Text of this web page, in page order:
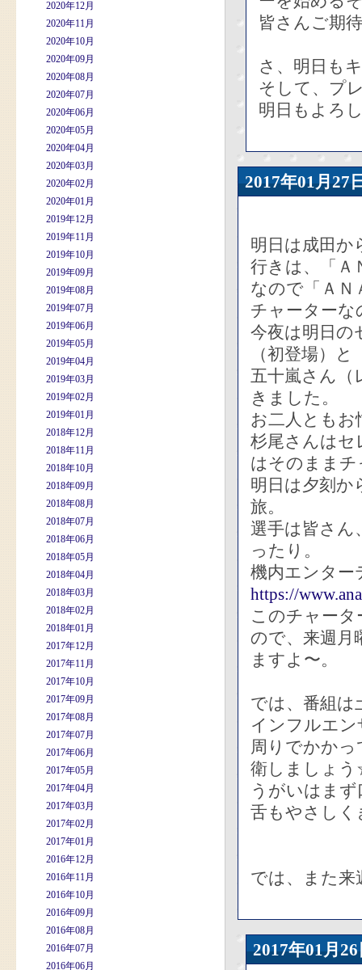
2020年12月
2020年11月
2020年10月
2020年09月
2020年08月
2020年07月
2020年06月
2020年05月
2020年04月
2020年03月
2020年02月
2020年01月
2019年12月
2019年11月
2019年10月
2019年09月
2019年08月
2019年07月
2019年06月
2019年05月
2019年04月
2019年03月
2019年02月
2019年01月
2018年12月
2018年11月
2018年10月
2018年09月
2018年08月
2018年07月
2018年06月
2018年05月
2018年04月
2018年03月
2018年02月
2018年01月
2017年12月
2017年11月
2017年10月
2017年09月
2017年08月
2017年07月
2017年06月
2017年05月
2017年04月
2017年03月
2017年02月
2017年01月
2016年12月
2016年11月
2016年10月
2016年09月
2016年08月
2016年07月
2016年06月
皆さんご期
さ、明日も
そして、プ
明日もよろ
2017年01月
明日は成田か
行きは、「Ａ
なので「ＡＮ
チャーターな
今夜は明日の
（初登場）と
五十嵐さん（
きました。
お二人とも
杉尾さんはセ
はそのまま
明日は夕刻か
旅。
選手は皆さん
ったり。
機内エンター
https://
このチャータ
ので、来週月
ますよ〜。
では、番組は
インフルエ
周りでかか
衛しましょ
うがいはま
舌もやさし
では、また来
2017年01